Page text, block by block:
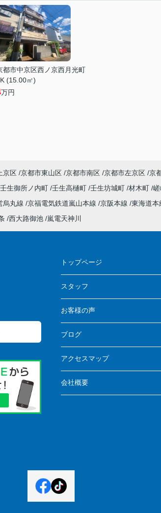
都市中京区西ノ京西月光町
(15.00㎡)
万円
京区 京都市東山区 京都市南区 京都市左京区 京
壬生御所ノ内町 壬生高樋町 壬生坊城町 材木町
烏丸線 京福電気鉄道嵐山本線 京阪本線 東海道
西大路御池 嵐電天神川
トップページ
スタッフ
お客様の声
ブログ
アクセスマップ
会社概要